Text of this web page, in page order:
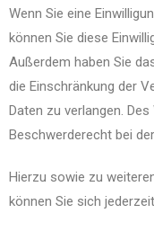
Wenn Sie eine
können Sie diese
Außerdem haben Sie
die Einschränkung der
Daten zu verlangen.
Beschwerderecht bei
Hierzu sowie zu
können Sie sich